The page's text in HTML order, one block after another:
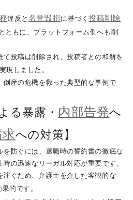
違反と 名誉毀損に基づく投稿削除
ともに、プラットフォーム側へも削
て投稿は削除され、投稿者との和解を
現しました。
倒産の危機を救った典型的な事例で
る暴露・ 内部告発へ
への対策】
を防ぐには、退職時の誓約書の徹底な
の迅速なリーガル対応が重要です。
注ぐため、弁護士を介した客観的な
的です。